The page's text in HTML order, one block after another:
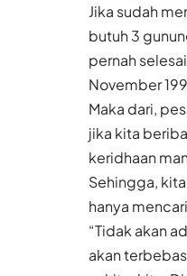
Jika sudah
butuh 3
pernah
November
Maka dari,
jika kita
keridhaan
Sehingga,
hanya
“Tidak akan
akan